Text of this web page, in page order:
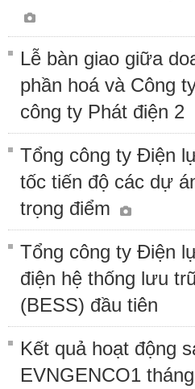
Lễ bàn giao giữa
phần hoá và Công
công ty Phát điện 2
Tổng công ty Điện
tốc tiến độ các dự
trọng điểm
Tổng công ty Điện
điện hệ thống lưu
(BESS) đầu tiên
Kết quả hoạt động
EVNGENCO1